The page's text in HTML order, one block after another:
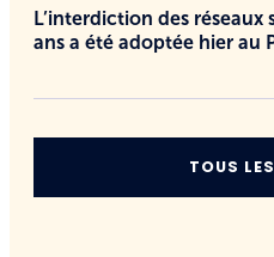
L’interdiction des réseaux
ans a été adoptée hier au
TOUS